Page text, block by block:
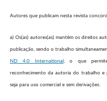
Autores que publicam nesta revista
a) Os(as) autores(as) mantêm os direitos
publicação, sendo o trabalho
ND 4.0 International , o que
reconhecimento da autoria do trabalho e
seja para uso comercial e sem derivações.